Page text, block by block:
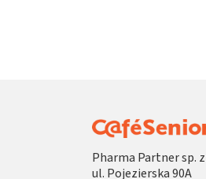
Pharma Partner sp.
ul. Pojezierska 90A